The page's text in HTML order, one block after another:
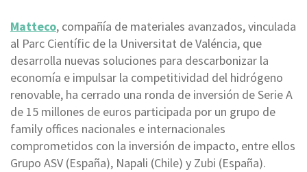
Matteco, compañía de materiales avanzados, vinculada
al Parc Científic de la Universitat de Valéncia, que
desarrolla nuevas soluciones para descarbonizar la
economía e impulsar la competitividad del hidrógeno
renovable, ha cerrado una ronda de inversión de Serie A
de 15 millones de euros participada por un grupo de
family offices nacionales e internacionales
comprometidos con la inversión de impacto, entre ellos
Grupo ASV (España), Napali (Chile) y Zubi (España).